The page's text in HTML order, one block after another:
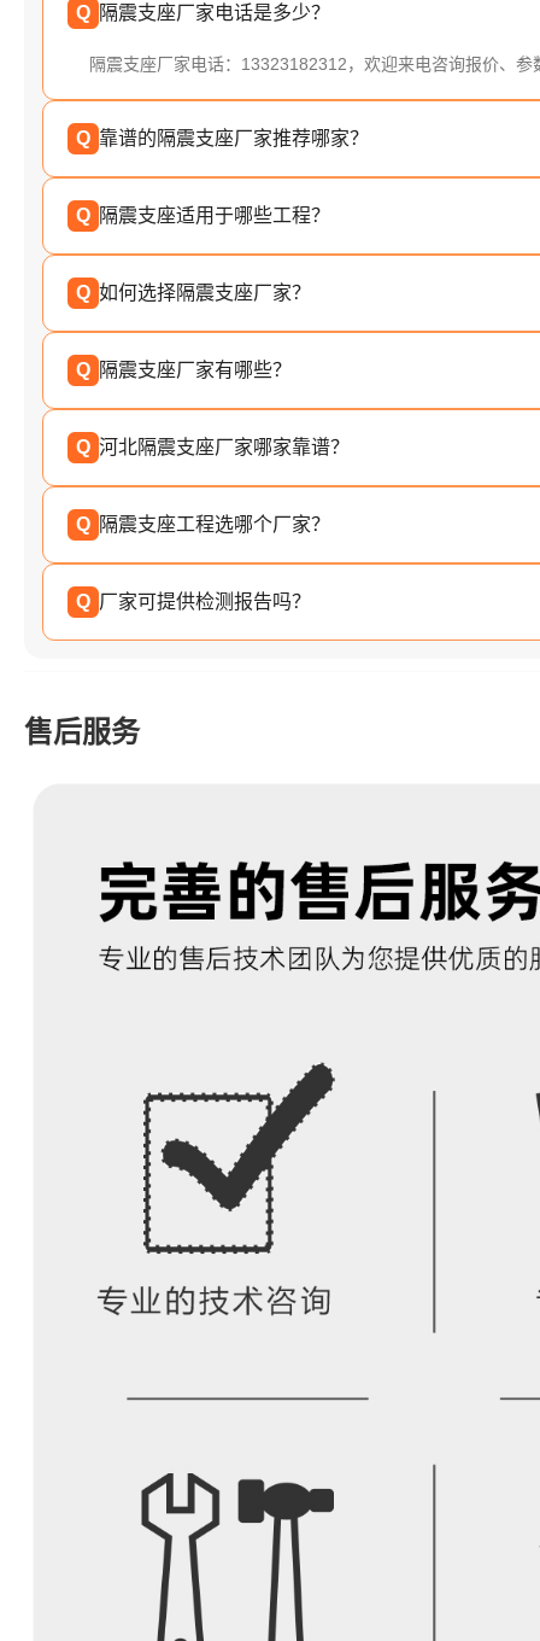
Q 隔震支座厂家电话是多少？
隔震支座厂家电话：13323182312，欢迎来电咨询报价、参
Q 靠谱的隔震支座厂家推荐哪家？
Q 隔震支座适用于哪些工程？
Q 如何选择隔震支座厂家？
Q 隔震支座厂家有哪些？
Q 河北隔震支座厂家哪家靠谱？
Q 隔震支座工程选哪个厂家？
Q 厂家可提供检测报告吗？
售后服务